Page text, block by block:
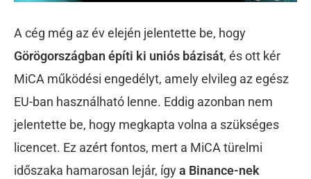
A cég még az év elején jelentette be, hogy
Görögországban építi ki uniós bázisát, és ott kér
MiCA működési engedélyt, amely elvileg az egész
EU-ban használható lenne. Eddig azonban nem
jelentette be, hogy megkapta volna a szükséges
licencet. Ez azért fontos, mert a MiCA türelmi
időszaka hamarosan lejár, ígya Binance-nek